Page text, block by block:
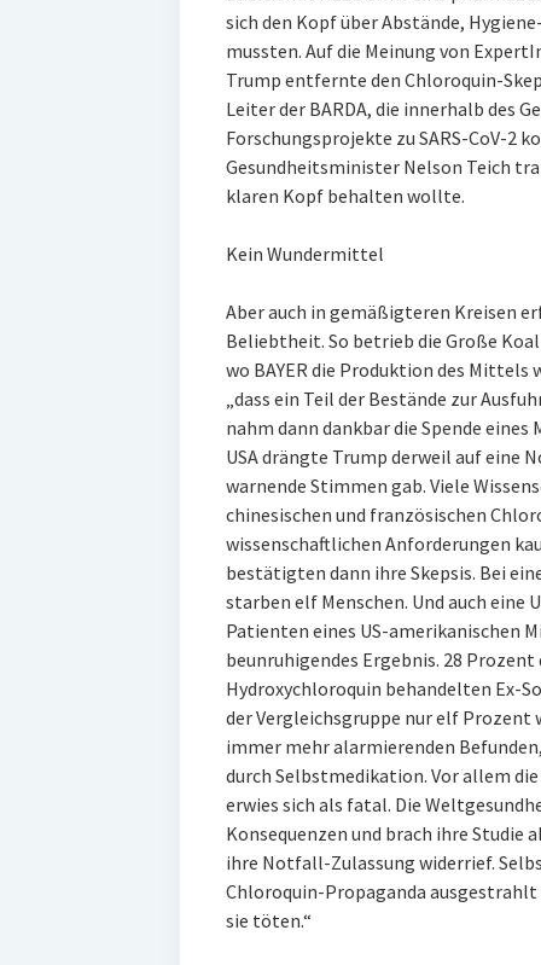
sich den Kopf über Abstände,
mussten. Auf die Meinung von
Trump entfernte den Chloroquin-
Leiter der BARDA, die innerhalb des
Forschungsprojekte zu SARS-CoV-2
Gesundheitsminister Nelson Teich
klaren Kopf behalten wollte.
Kein Wundermittel
Aber auch in gemäßigteren Kreisen
Beliebtheit. So betrieb die Große
wo BAYER die Produktion des Mittels
„dass ein Teil der Bestände zur
nahm dann dankbar die Spende
USA drängte Trump derweil auf eine
warnende Stimmen gab. Viele
chinesischen und französischen
wissenschaftlichen Anforderungen
bestätigten dann ihre Skepsis. Bei
starben elf Menschen. Und auch eine
Patienten eines US-amerikanischen
beunruhigendes Ergebnis. 28
Hydroxychloroquin behandelten Ex-
der Vergleichsgruppe nur elf Prozent
immer mehr alarmierenden
durch Selbstmedikation. Vor allem
erwies sich als fatal. Die
Konsequenzen und brach ihre Studie
ihre Notfall-Zulassung widerrief.
Chloroquin-Propaganda
sie töten.“